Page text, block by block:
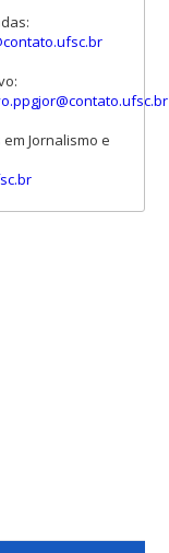
Jornalismo e